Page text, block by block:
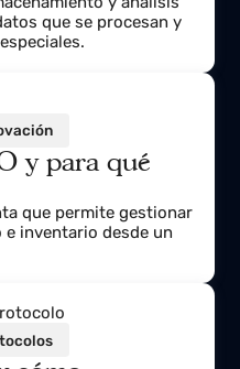
y análisis
que se procesan y
y para qué
que permite gestionar